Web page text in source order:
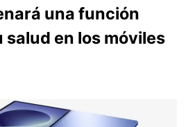
una función
salud en los móviles